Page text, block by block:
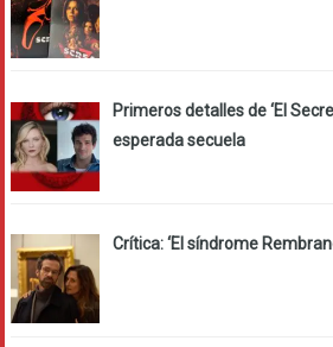
Primeros detalles de ‘El
esperada secuela
Crítica: ‘El síndrome